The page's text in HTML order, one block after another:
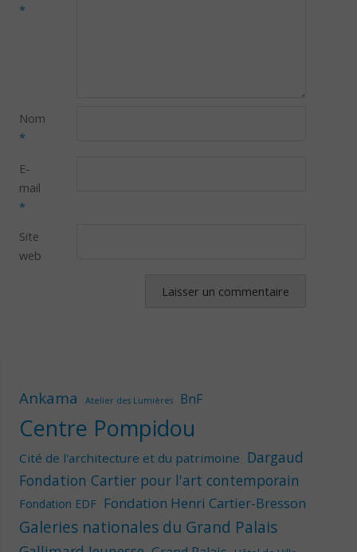
*
Nom
*
E-
mail
*
Site
web
Ankama Atelier des Lumières BnF
Centre Pompidou
Cité de l'architecture et du patrimoine Dargaud
Fondation Cartier pour l'art contemporain
Fondation EDF Fondation Henri Cartier-Bresson
Galeries nationales du Grand Palais